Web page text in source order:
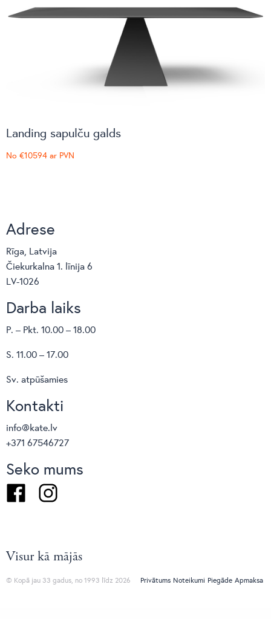
Landing sapulču galds
No €10594 ar PVN
Adrese
Rīga, Latvija
Čiekurkalna 1. līnija 6
LV-1026
Darba laiks
P. – Pkt. 10.00 – 18.00
S. 11.00 – 17.00
Sv. atpūšamies
Kontakti
info@kate.lv
+371 67546727
Seko mums
FacebookInstagram
Visur kā mājās
© Kopā jau 33 gadus, no 1993 līdz 2026 Privātums Noteikumi Piegāde Apmaksa